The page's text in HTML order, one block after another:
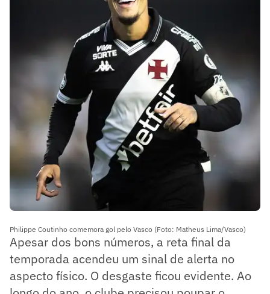
Philippe Coutinho comemora gol pelo Vasco (Foto: Matheus Lima/Vasco)
Apesar dos bons números, a reta final da
temporada acendeu um sinal de alerta no
aspecto físico. O desgaste ficou evidente. Ao